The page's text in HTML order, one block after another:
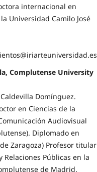
internacional en
Universidad Camilo José
Complutense University
Domínguez.
en Ciencias de la
Audiovisual
Diplomado en
Zaragoza) Profesor titular
Relaciones Públicas en la
de Madrid.